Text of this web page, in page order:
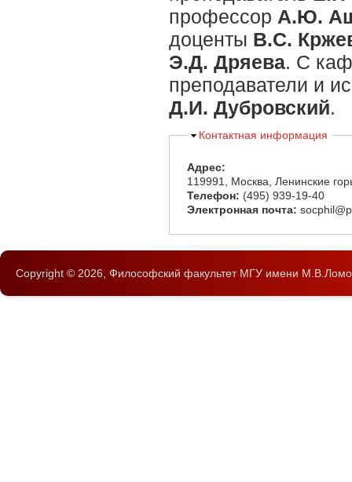
профессор А.Ю.
доценты В.С.
Э.Д. Дряева. С
преподаватели и
Д.И. Дубровский.
Скрыть
Контактная информация
Адрес:
119991, Москва, Ленинские
Телефон: (495) 939-19-40
Электронная почта:
Copyright © 2026, Философский факультет МГУ имени